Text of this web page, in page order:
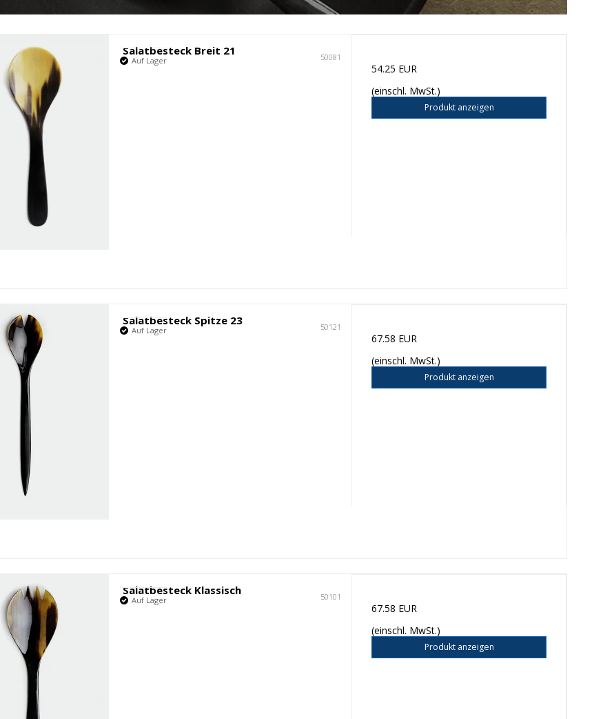
Salatbesteck Breit 21 50081
Auf Lager
54.25 EUR
(einschl. MwSt.)
Produkt anzeigen
Salatbesteck Spitze 23 50121
Auf Lager
67.58 EUR
(einschl. MwSt.)
Produkt anzeigen
Salatbesteck Klassisch 50101
Auf Lager
67.58 EUR
(einschl. MwSt.)
Produkt anzeigen